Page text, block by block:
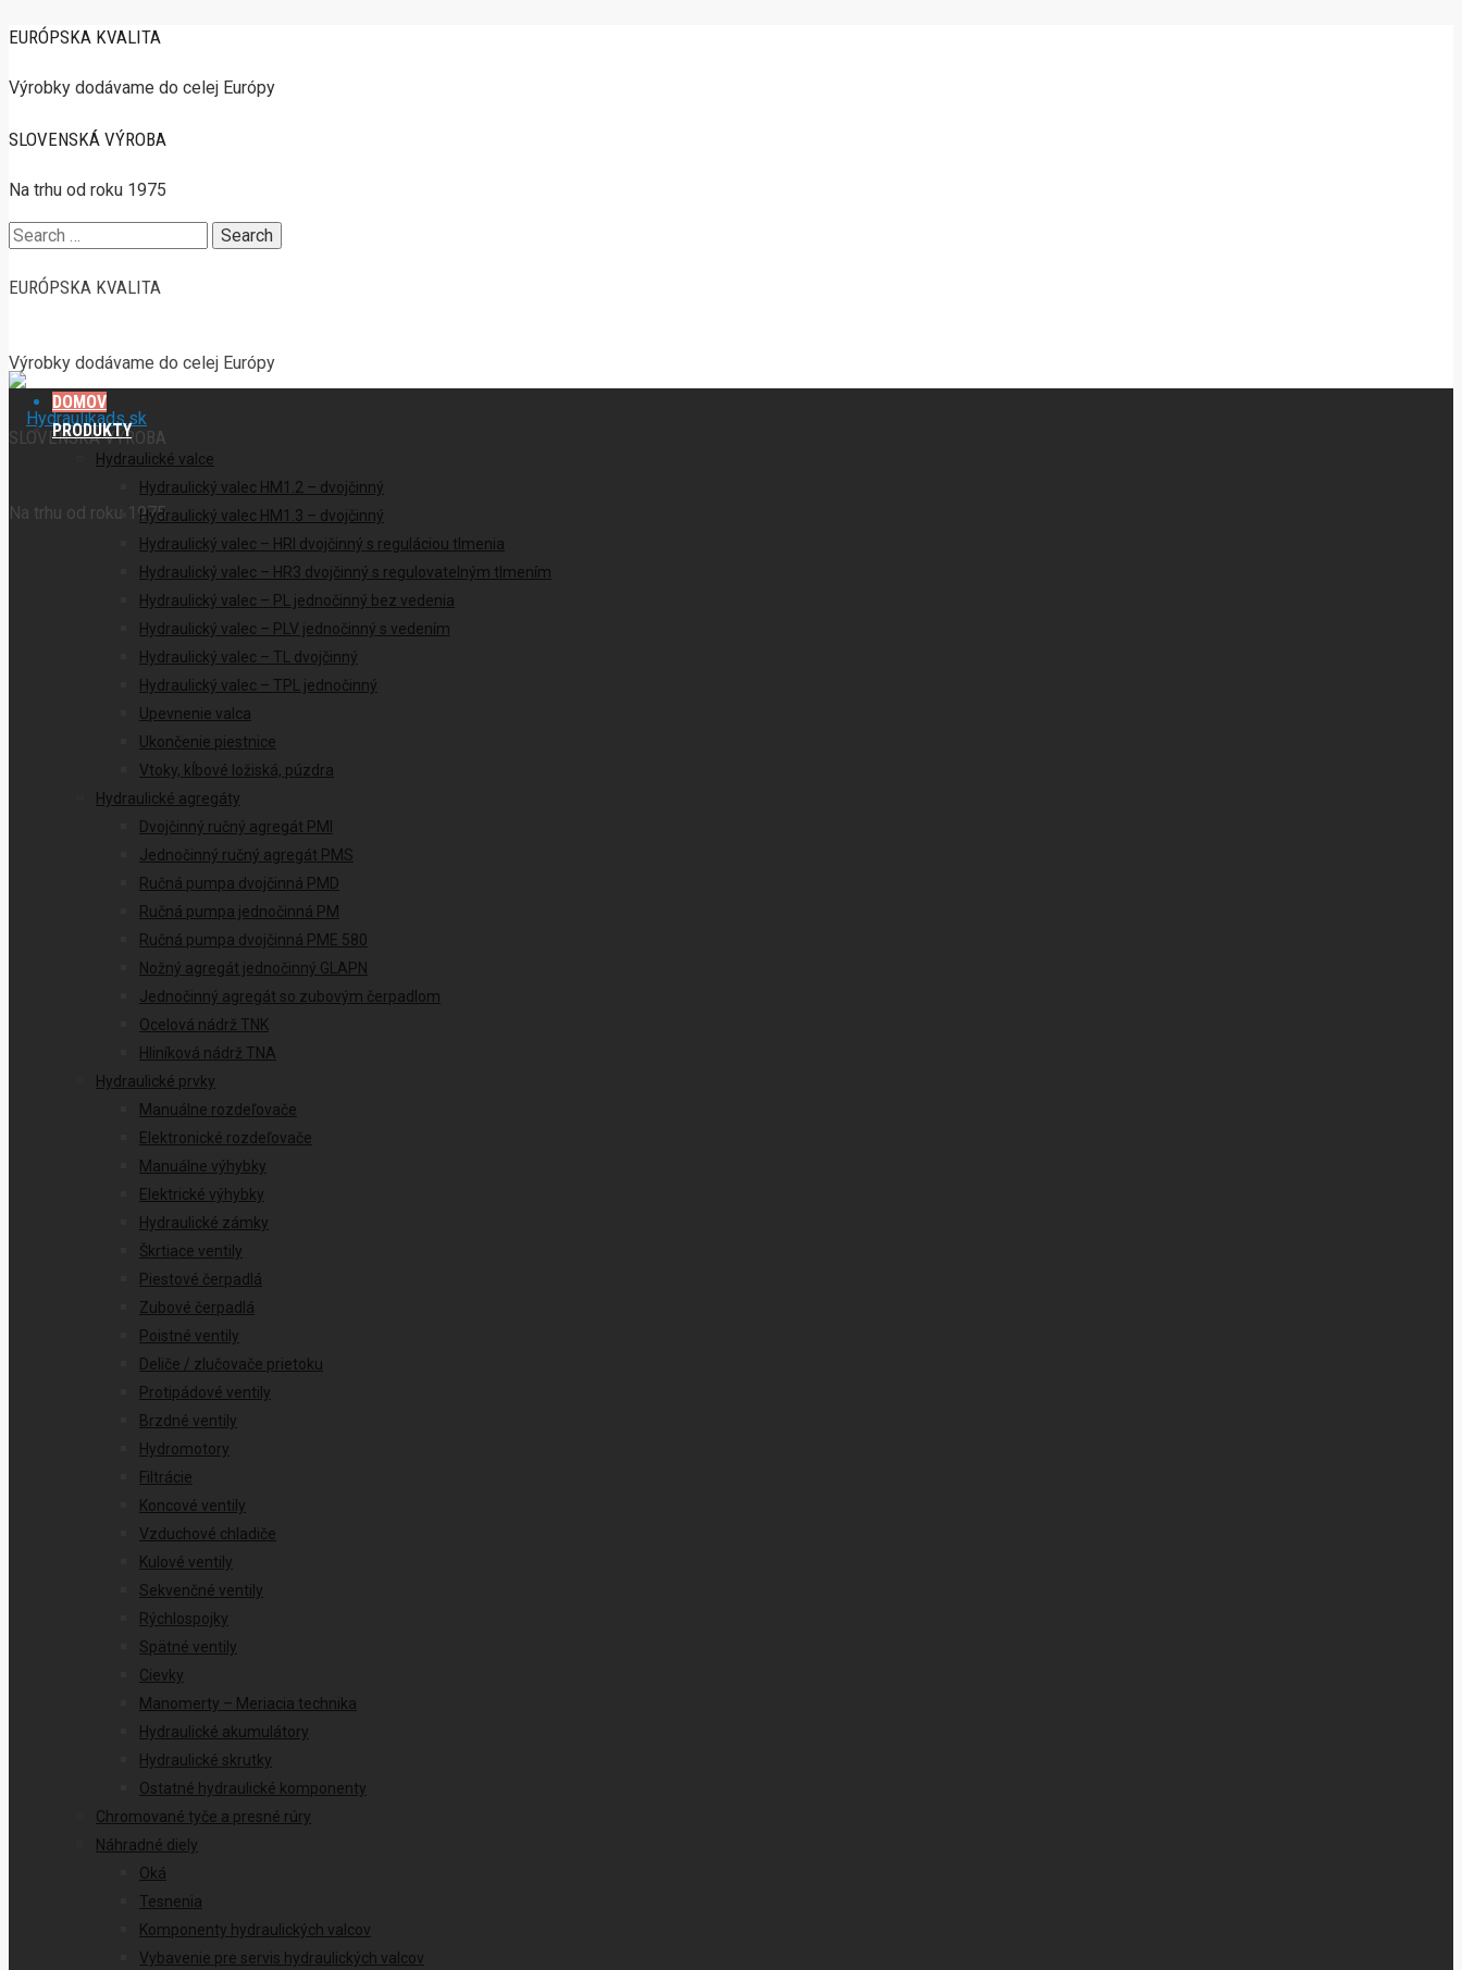
EURÓPSKA KVALITA
Výrobky dodávame do celej Európy
SLOVENSKÁ VÝROBA
Na trhu od roku 1975
Search
EURÓPSKA KVALITA
Výrobky dodávame do celej Európy
SLOVENSKÁ VÝROBA
Na trhu od roku 1975
DOMOV
PRODUKTY
Hydraulické valce
Hydraulický valec HM1.2 – dvojčinný
Hydraulický valec HM1.3 – dvojčinný
Hydraulický valec – HRI dvojčinný s reguláciou tlmenia
Hydraulický valec – HR3 dvojčinný s regulovatelným tlmením
Hydraulický valec – PL jednočinný bez vedenia
Hydraulický valec – PLV jednočinný s vedením
Hydraulický valec – TL dvojčinný
Hydraulický valec – TPL jednočinný
Upevnenie valca
Ukončenie piestnice
Vtoky, kĺbové ložiská, púzdra
Hydraulické agregáty
Dvojčinný ručný agregát PMI
Jednočinný ručný agregát PMS
Ručná pumpa dvojčinná PMD
Ručná pumpa jednočinná PM
Ručná pumpa dvojčinná PME 580
Nožný agregát jednočinný GLAPN
Jednočinný agregát so zubovým čerpadlom
Ocelová nádrž TNK
Hliníková nádrž TNA
Hydraulické prvky
Manuálne rozdeľovače
Elektronické rozdeľovače
Manuálne výhybky
Elektrické výhybky
Hydraulické zámky
Škrtiace ventily
Piestové čerpadlá
Zubové čerpadlá
Poistné ventily
Deliče / zlučovače prietoku
Protipádové ventily
Brzdné ventily
Hydromotory
Filtrácie
Koncové ventily
Vzduchové chladiče
Kulové ventily
Sekvenčné ventily
Rýchlospojky
Spätné ventily
Cievky
Manomerty – Meriacia technika
Hydraulické akumulátory
Hydraulické skrutky
Ostatné hydraulické komponenty
Chromované tyče a presné rúry
Náhradné diely
Oká
Tesnenia
Komponenty hydraulických valcov
Vybavenie pre servis hydraulických valcov